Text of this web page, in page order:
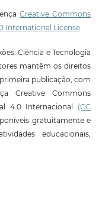
Creative Commons
International License.
Ciência e Tecnologia
mantêm os direitos
publicação, com
Creative Commons
4.0 Internacional (CC
gratuitamente e
educacionais,